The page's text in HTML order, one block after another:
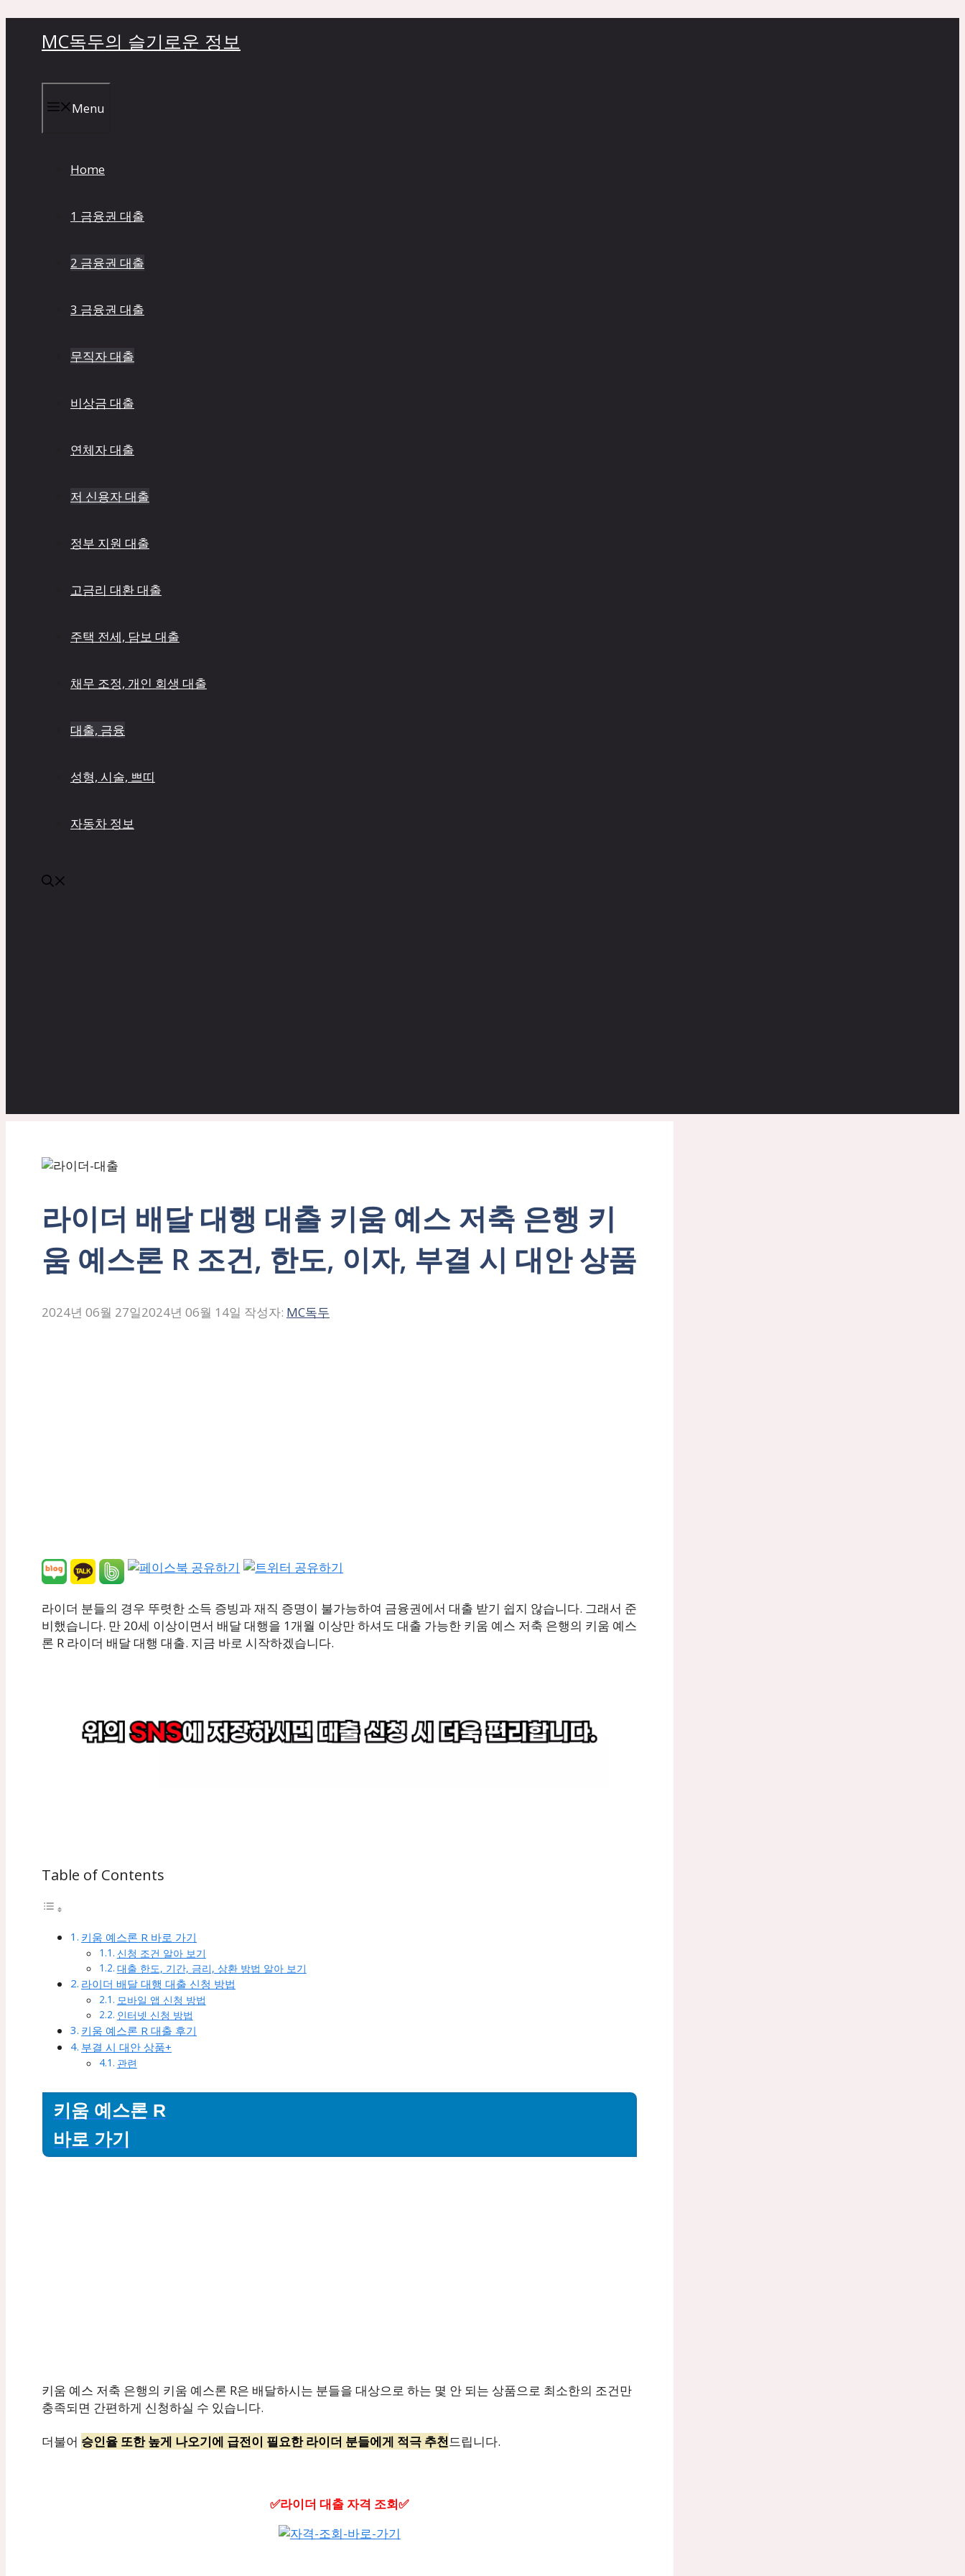
MC독두의 슬기로운 정보
Menu
Home
1 금융권 대출
2 금융권 대출
3 금융권 대출
무직자 대출
비상금 대출
연체자 대출
저 신용자 대출
정부 지원 대출
고금리 대환 대출
주택 전세, 담보 대출
채무 조정, 개인 회생 대출
대출, 금융
성형, 시술, 쁘띠
자동차 정보
라이더 배달 대행 대출 키움 예스 저축 은행 키
움 예스론 R 조건, 한도, 이자, 부결 시 대안 상품
2024년 06월 27일2024년 06월 14일 작성자: MC독두
라이더 분들의 경우 뚜렷한 소득 증빙과 재직 증명이 불가능하여 금융권에서 대출 받기 쉽지 않습니다. 그래서 준
비했습니다. 만 20세 이상이면서 배달 대행을 1개월 이상만 하셔도 대출 가능한 키움 예스 저축 은행의 키움 예스
론 R 라이더 배달 대행 대출. 지금 바로 시작하겠습니다.
Table of Contents
키움 예스론 R 바로 가기
신청 조건 알아 보기
대출 한도, 기간, 금리, 상환 방법 알아 보기
라이더 배달 대행 대출 신청 방법
모바일 앱 신청 방법
인터넷 신청 방법
키움 예스론 R 대출 후기
부결 시 대안 상품+
관련
키움 예스론 R
바로 가기
키움 예스 저축 은행의 키움 예스론 R은 배달하시는 분들을 대상으로 하는 몇 안 되는 상품으로 최소한의 조건만
충족되면 간편하게 신청하실 수 있습니다.
더불어 승인율 또한 높게 나오기에 급전이 필요한 라이더 분들에게 적극 추천드립니다.
✅라이더 대출 자격 조회✅